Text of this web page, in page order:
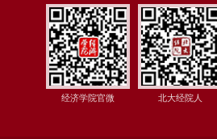
经济学院官微 北大经院人